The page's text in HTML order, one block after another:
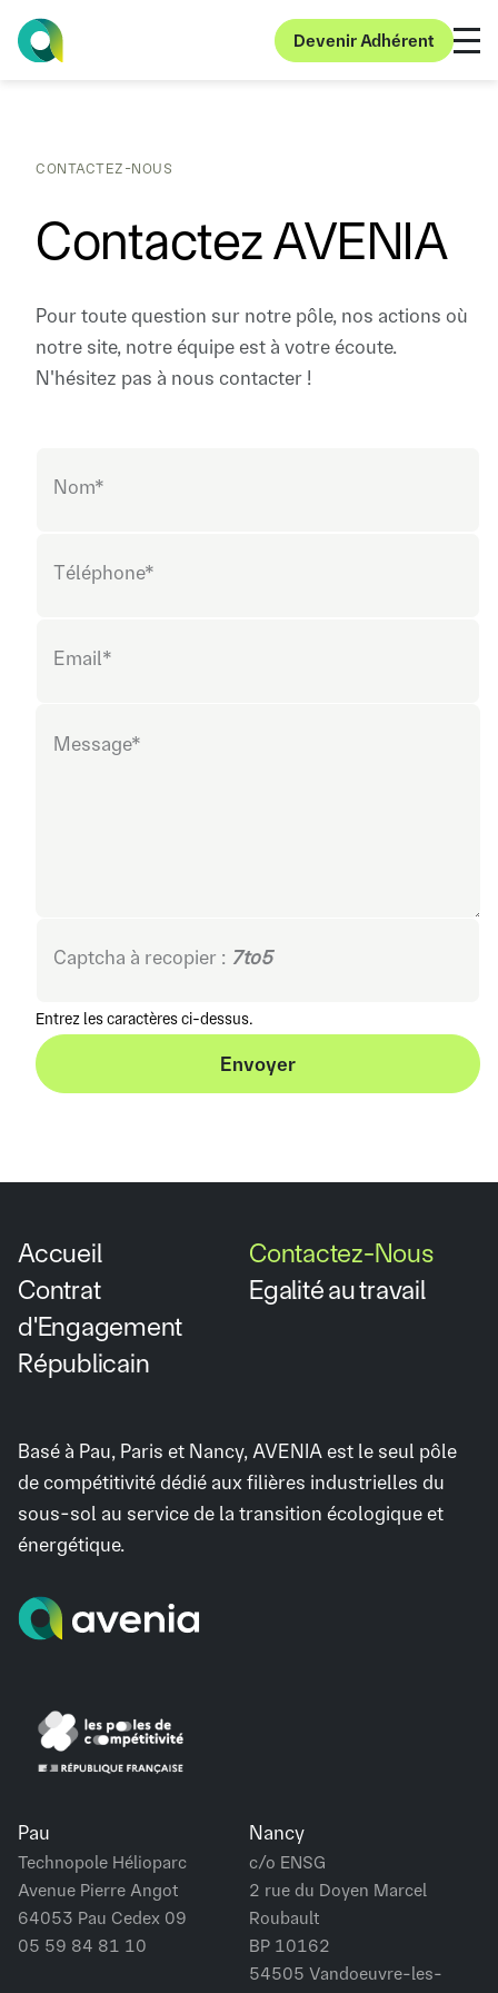
Devenir Adhérent
CONTACTEZ-NOUS
Contactez AVENIA
Pour toute question sur notre pôle, nos actions où
notre site, notre équipe est à votre écoute.
N'hésitez pas à nous contacter !
Nom*
Téléphone*
Email*
Message*
Captcha à recopier : 7to5
Entrez les caractères ci-dessus.
Envoyer
Envoyer
Accueil
Contactez-Nous
Contrat
d'Engagement
Républicain
Egalité au travail
Basé à Pau, Paris et Nancy, AVENIA est le seul pôle
de compétitivité dédié aux filières industrielles du
sous-sol au service de la transition écologique et
énergétique.
Pau
Technopole Hélioparc
Avenue Pierre Angot
64053 Pau Cedex 09
05 59 84 81 10
Nancy
c/o ENSG
2 rue du Doyen Marcel
Roubault
BP 10162
54505 Vandoeuvre-les-